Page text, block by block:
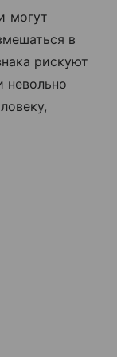
могут
в
рискуют
невольно